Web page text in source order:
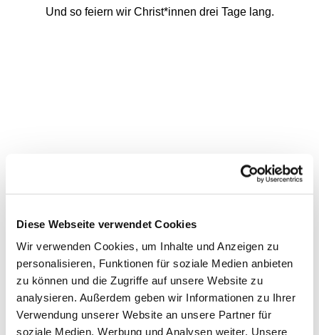
Diese Webseite verwendet Cookies
Wir verwenden Cookies, um Inhalte und Anzeigen zu
personalisieren, Funktionen für soziale Medien anbieten
zu können und die Zugriffe auf unsere Website zu
analysieren. Außerdem geben wir Informationen zu Ihrer
Verwendung unserer Website an unsere Partner für
soziale Medien, Werbung und Analysen weiter. Unsere
Und so feiern wir Christ*innen drei Tage lang.